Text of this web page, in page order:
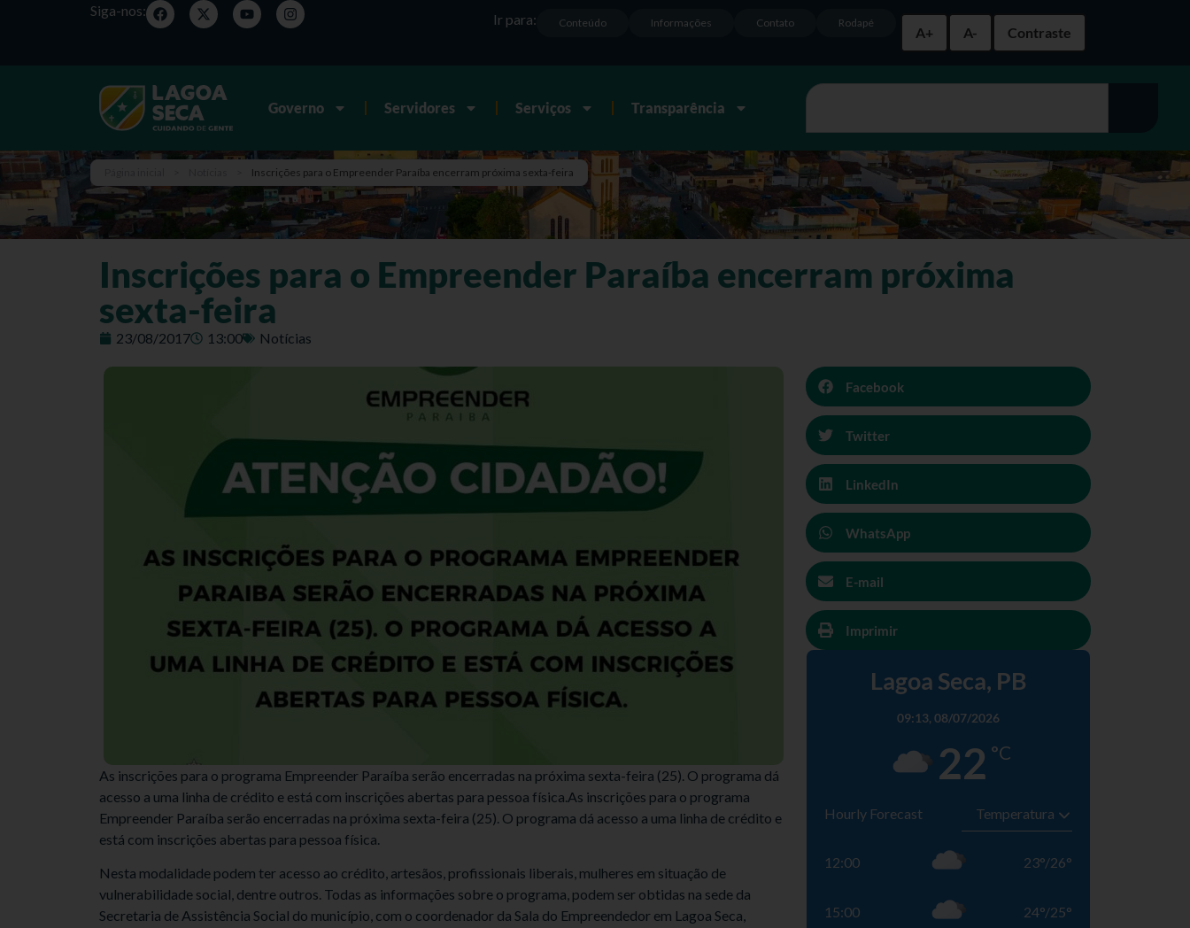
Siga-nos:
A+
A- Contraste
Rodapé
Contato
Informações
Conteúdo
Ir para:
Governo Servidores Serviços Transparência
Inscrições para o Empreender Paraíba encerram próxima sexta-feira
Inscrições para o Empreender Paraíba encerram próxima
sexta-feira
23/08/2017 13:00 Notícias
As inscrições para o programa Empreender Paraíba serão encerradas na próxima sexta-feira (25). O programa dá
acesso a uma linha de crédito e está com inscrições abertas para pessoa física.As inscrições para o programa
Empreender Paraíba serão encerradas na próxima sexta-feira (25). O programa dá acesso a uma linha de crédito e
está com inscrições abertas para pessoa física.
Nesta modalidade podem ter acesso ao crédito, artesãos, profissionais liberais, mulheres em situação de
vulnerabilidade social, dentre outros. Todas as informações sobre o programa, podem ser obtidas na sede da
Secretaria de Assistência Social do município, com o coordenador da Sala do Empreendedor em Lagoa Seca,
Facebook
Twitter
LinkedIn
WhatsApp
E-mail
Imprimir
Lagoa Seca, PB
09:13, 08/07/2026
22 °C
Hourly Forecast
12:00 23°/26°
15:00 24°/25°